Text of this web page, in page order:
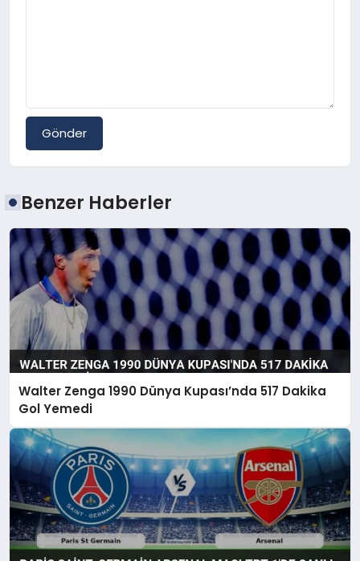
Gönder
Benzer Haberler
Walter Zenga 1990 Dünya Kupası’nda 517 Dakika
Gol Yemedi